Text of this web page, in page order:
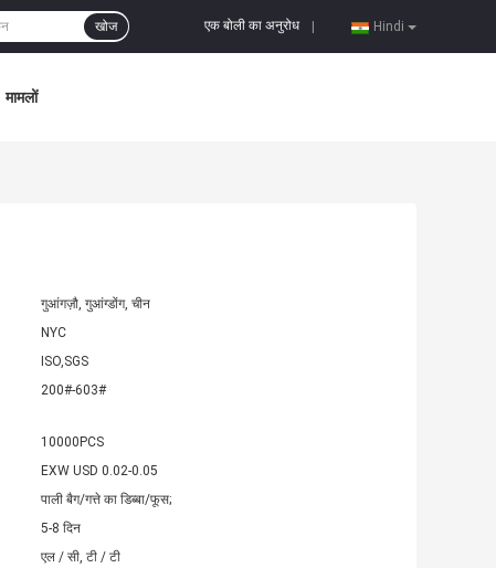
Hindi
एक बोली का अनुरोध
खोज
मामलों
गुआंगज़ौ, गुआंग्डोंग, चीन
NYC
ISO,SGS
200#-603#
10000PCS
EXW USD 0.02-0.05
पाली बैग/गत्ते का डिब्बा/फूस;
5-8 दिन
एल / सी, टी / टी